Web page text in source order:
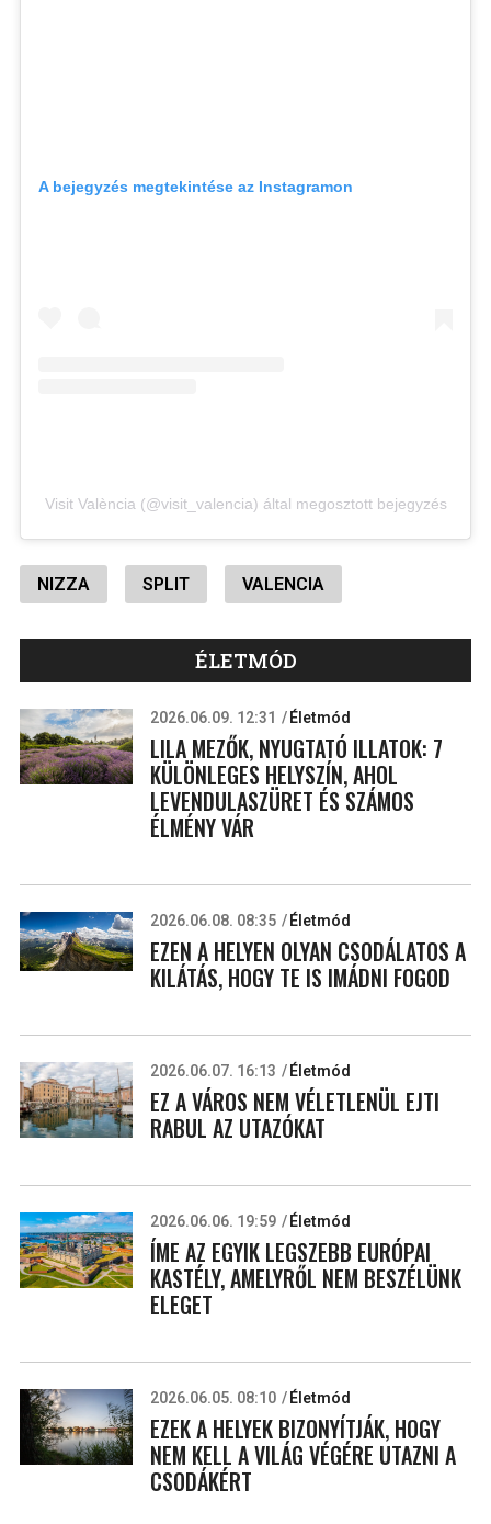
A bejegyzés megtekintése az Instagramon
Visit València (@visit_valencia) által megosztott bejegyzés
NIZZA SPLIT VALENCIA
ÉLETMÓD
2026.06.09. 12:31 Életmód
LILA MEZŐK, NYUGTATÓ ILLATOK: 7
KÜLÖNLEGES HELYSZÍN, AHOL
LEVENDULASZÜRET ÉS SZÁMOS
ÉLMÉNY VÁR
2026.06.08. 08:35 Életmód
EZEN A HELYEN OLYAN CSODÁLATOS A
KILÁTÁS, HOGY TE IS IMÁDNI FOGOD
2026.06.07. 16:13 Életmód
EZ A VÁROS NEM VÉLETLENÜL EJTI
RABUL AZ UTAZÓKAT
2026.06.06. 19:59 Életmód
ÍME AZ EGYIK LEGSZEBB EURÓPAI
KASTÉLY, AMELYRŐL NEM BESZÉLÜNK
ELEGET
2026.06.05. 08:10 Életmód
EZEK A HELYEK BIZONYÍTJÁK, HOGY
NEM KELL A VILÁG VÉGÉRE UTAZNI A
CSODÁKÉRT